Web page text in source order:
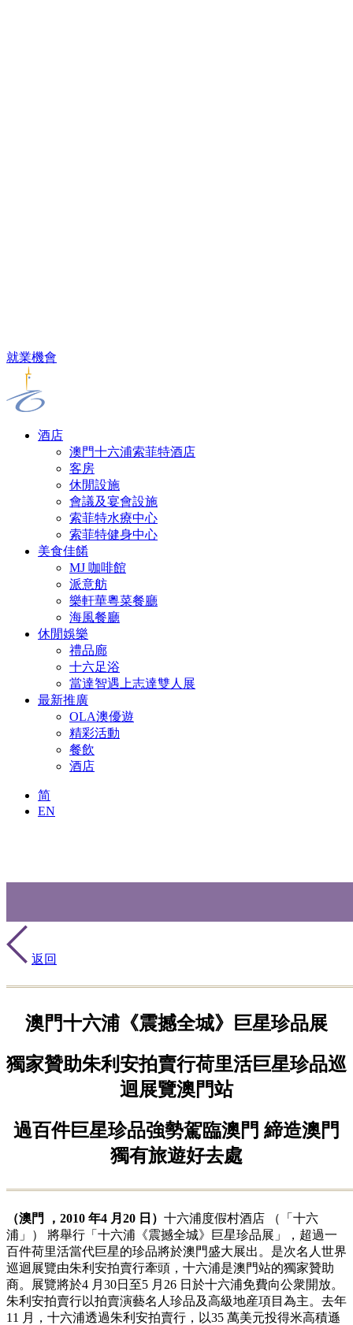
就業機會
酒店
澳門十六浦索菲特酒店
客房
休閒設施
會議及宴會設施
索菲特水療中心
索菲特健身中心
美食佳餚
MJ 咖啡館
派意舫
樂軒華粵菜餐廳
海風餐廳
休閒娛樂
禮品廊
十六足浴
當達智遇上志達雙人展
最新推廣
OLA澳優遊
精彩活動
餐飲
酒店
简
EN
返回
澳門十六浦《震撼全城》巨星珍品展
獨家贊助朱利安拍賣行荷里活巨星珍品巡
迴展覽澳門站
過百件巨星珍品強勢駕臨澳門 締造澳門
獨有旅遊好去處
（澳門 ，2010 年4 月20 日） 十六浦度假村酒店 （「十六
浦」） 將舉行「十六浦《震撼全城》巨星珍品展」，超過一
百件荷里活當代巨星的珍品將於澳門盛大展出。是次名人世界
巡迴展覽由朱利安拍賣行牽頭，十六浦是澳門站的獨家贊助
商。展覽將於4 月30日至5 月26 日於十六浦免費向公衆開放。
朱利安拍賣行以拍賣演藝名人珍品及高級地産項目為主。去年
11 月，十六浦透過朱利安拍賣行，以35 萬美元投得米高積遜